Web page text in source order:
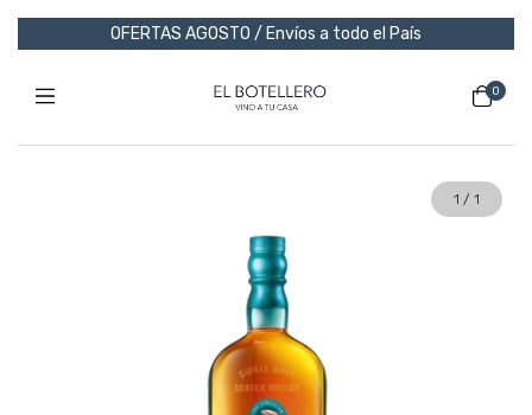
OFERTAS AGOSTO / Envíos a todo el País
0
1 / 1